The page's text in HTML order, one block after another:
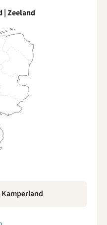
| Zeeland
Kamperland